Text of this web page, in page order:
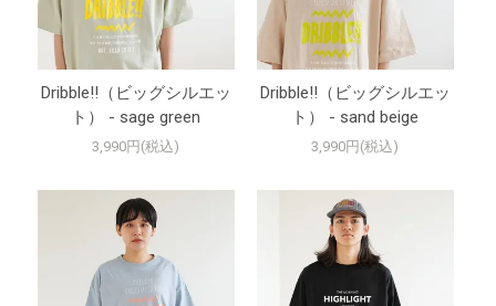
Dribble!!（ビッグシルエッ
ト） - sage green
3,990円(税込)
Dribble!!（ビッグシルエッ
ト） - sand beige
3,990円(税込)